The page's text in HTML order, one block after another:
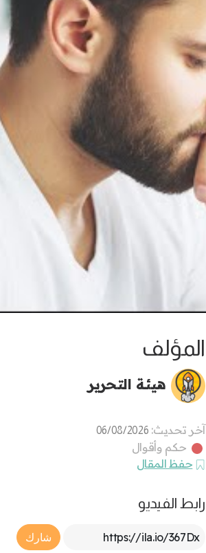
المؤلف
هيئة التحرير
آخر تحديث: 06/08/2026
حكم وأقوال
حفظ المقال
رابط الفيديو
Article Link
شارك